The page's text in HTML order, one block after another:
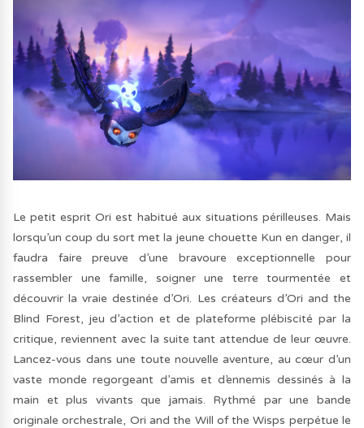
Le petit esprit Ori est habitué aux situations périlleuses. Mais
lorsqu’un coup du sort met la jeune chouette Kun en danger, il
faudra faire preuve d’une bravoure exceptionnelle pour
rassembler une famille, soigner une terre tourmentée et
découvrir la vraie destinée d’Ori. Les créateurs d’Ori and the
Blind Forest, jeu d’action et de plateforme plébiscité par la
critique, reviennent avec la suite tant attendue de leur œuvre.
Lancez-vous dans une toute nouvelle aventure, au cœur d’un
vaste monde regorgeant d’amis et d’ennemis dessinés à la
main et plus vivants que jamais. Rythmé par une bande
originale orchestrale, Ori and the Will of the Wisps perpétue le